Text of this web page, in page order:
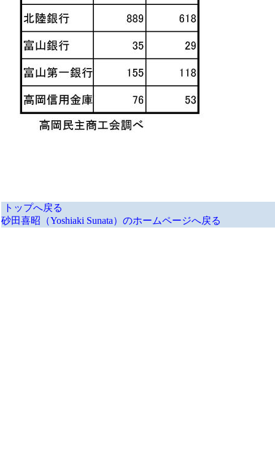
トップへ戻る
砂田喜昭（Yoshiaki Sunata）のホームページへ戻る